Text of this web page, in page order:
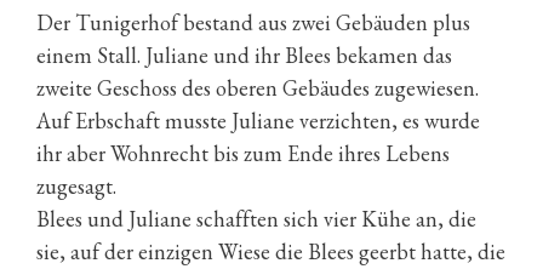
Der Tunigerhof bestand aus zwei Gebäuden plus
einem Stall. Juliane und ihr Blees bekamen das
zweite Geschoss des oberen Gebäudes zugewiesen.
Auf Erbschaft musste Juliane verzichten, es wurde
ihr aber Wohnrecht bis zum Ende ihres Lebens
zugesagt.
Blees und Juliane schafften sich vier Kühe an, die
sie, auf der einzigen Wiese die Blees geerbt hatte, die